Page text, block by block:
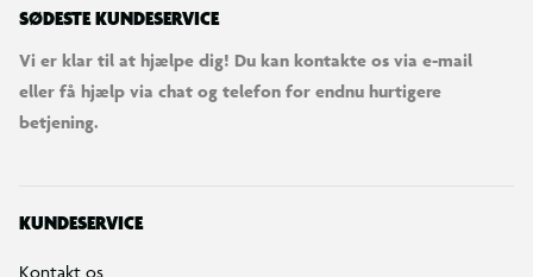
SØDESTE KUNDESERVICE
Vi er klar til at hjælpe dig! Du kan kontakte os via e-mail
eller få hjælp via chat og telefon for endnu hurtigere
betjening.
KUNDESERVICE
Kontakt os